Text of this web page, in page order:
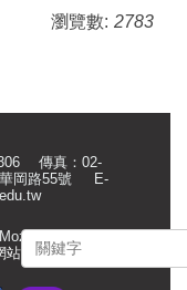
瀏覽數: 2783
傳真：02-
華岡路55號
E-
Firefox等
站管理